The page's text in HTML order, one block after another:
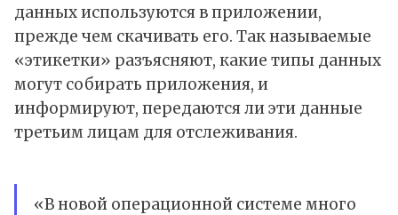
данных используются в приложении,
прежде чем скачивать его. Так называемые
«этикетки» разъясняют, какие типы данных
могут собирать приложения, и
информируют, передаются ли эти данные
третьим лицам для отслеживания.
«В новой операционной системе много